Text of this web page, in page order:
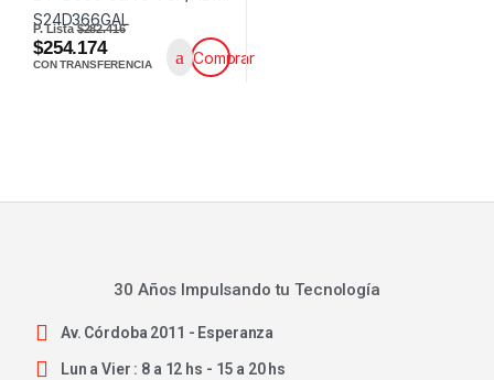
P. Lista$282.416
$254.174
CON TRANSFERENCIA Comprar
30 Años Impulsando tu Tecnología
Av. Córdoba 2011 - Esperanza
Lun a Vier : 8 a 12 hs - 15 a 20 hs